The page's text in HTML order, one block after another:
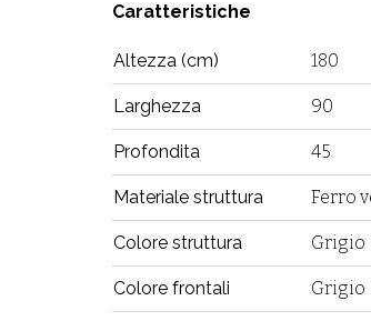
Caratteristiche
Altezza (cm) 180
Larghezza 90
Profondita 45
Materiale struttura Ferro
Colore struttura Grigio
Colore frontali Grigio